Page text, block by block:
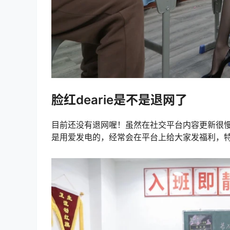
脸红dearie是不是退网了
目前还没有退网喔！虽然在社交平台内容更新
是用爱发电的，经常会在平台上给大家发福利